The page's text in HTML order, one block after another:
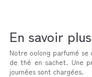
En savoir plus
Notre oolong parfumé se
de thé en sachet. Une
journées sont chargées.